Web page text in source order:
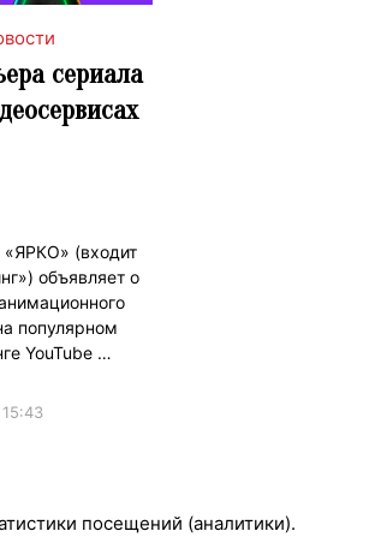
сериала
(входит
объявляет о
популярном
YouTube …
посещений (аналитики).